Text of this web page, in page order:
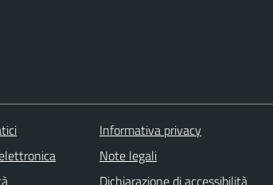
Informativa privacy
Note legali
Dichiarazione di accessibilità